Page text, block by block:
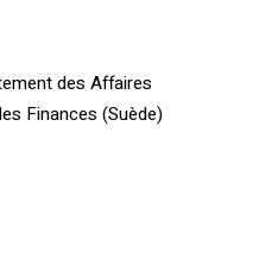
des Affaires
Finances (Suède)